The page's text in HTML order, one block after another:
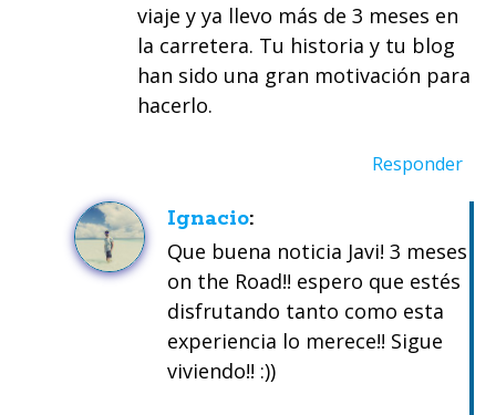
viaje y ya llevo más de 3 meses en
la carretera. Tu historia y tu blog
han sido una gran motivación para
hacerlo.
Responder
Ignacio
Que buena noticia Javi! 3 meses
on the Road!! espero que estés
disfrutando tanto como esta
experiencia lo merece!! Sigue
viviendo!! :))